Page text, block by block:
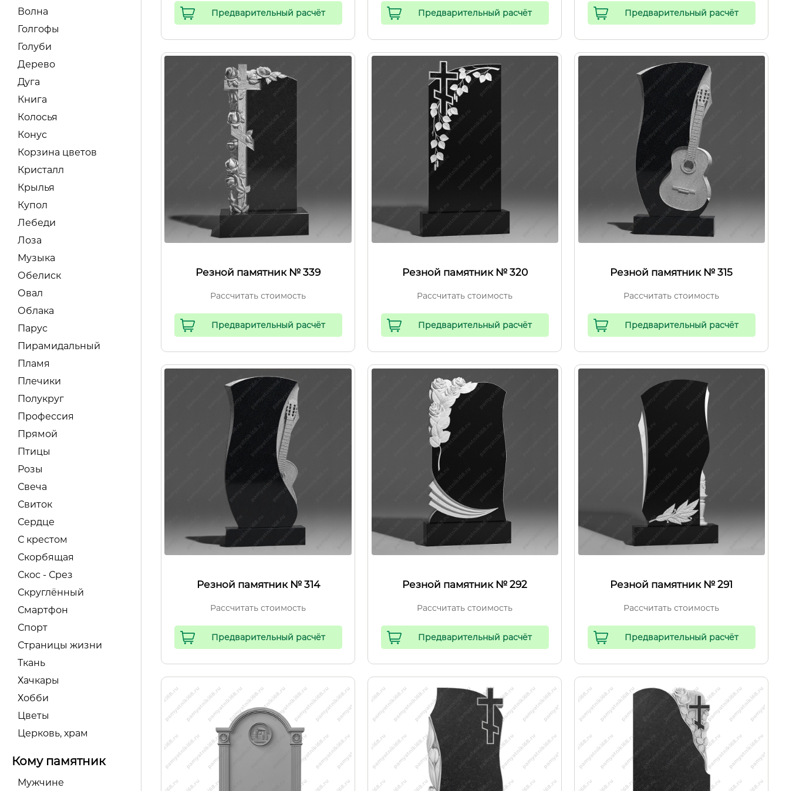
Волна
Голгофы
Голуби
Дерево
Дуга
Книга
Колосья
Конус
Корзина цветов
Кристалл
Крылья
Купол
Лебеди
Лоза
Музыка
Обелиск
Овал
Облака
Парус
Пирамидальный
Пламя
Плечики
Полукруг
Профессия
Прямой
Птицы
Розы
Свеча
Свиток
Сердце
С крестом
Скорбящая
Скос - Срез
Скруглённый
Смартфон
Спорт
Страницы жизни
Ткань
Хачкары
Хобби
Цветы
Церковь, храм
Кому памятник
Мужчине
Предварительный расчёт Предварительный расчёт Предварительный расчёт
Резной памятник № 339
Рассчитать стоимость
Предварительный расчёт
Резной памятник № 320
Рассчитать стоимость
Предварительный расчёт
Резной памятник № 315
Рассчитать стоимость
Предварительный расчёт
Резной памятник № 314
Рассчитать стоимость
Предварительный расчёт
Резной памятник № 292
Рассчитать стоимость
Предварительный расчёт
Резной памятник № 291
Рассчитать стоимость
Предварительный расчёт